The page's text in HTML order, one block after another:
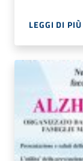
LEGGI DI PIÙ